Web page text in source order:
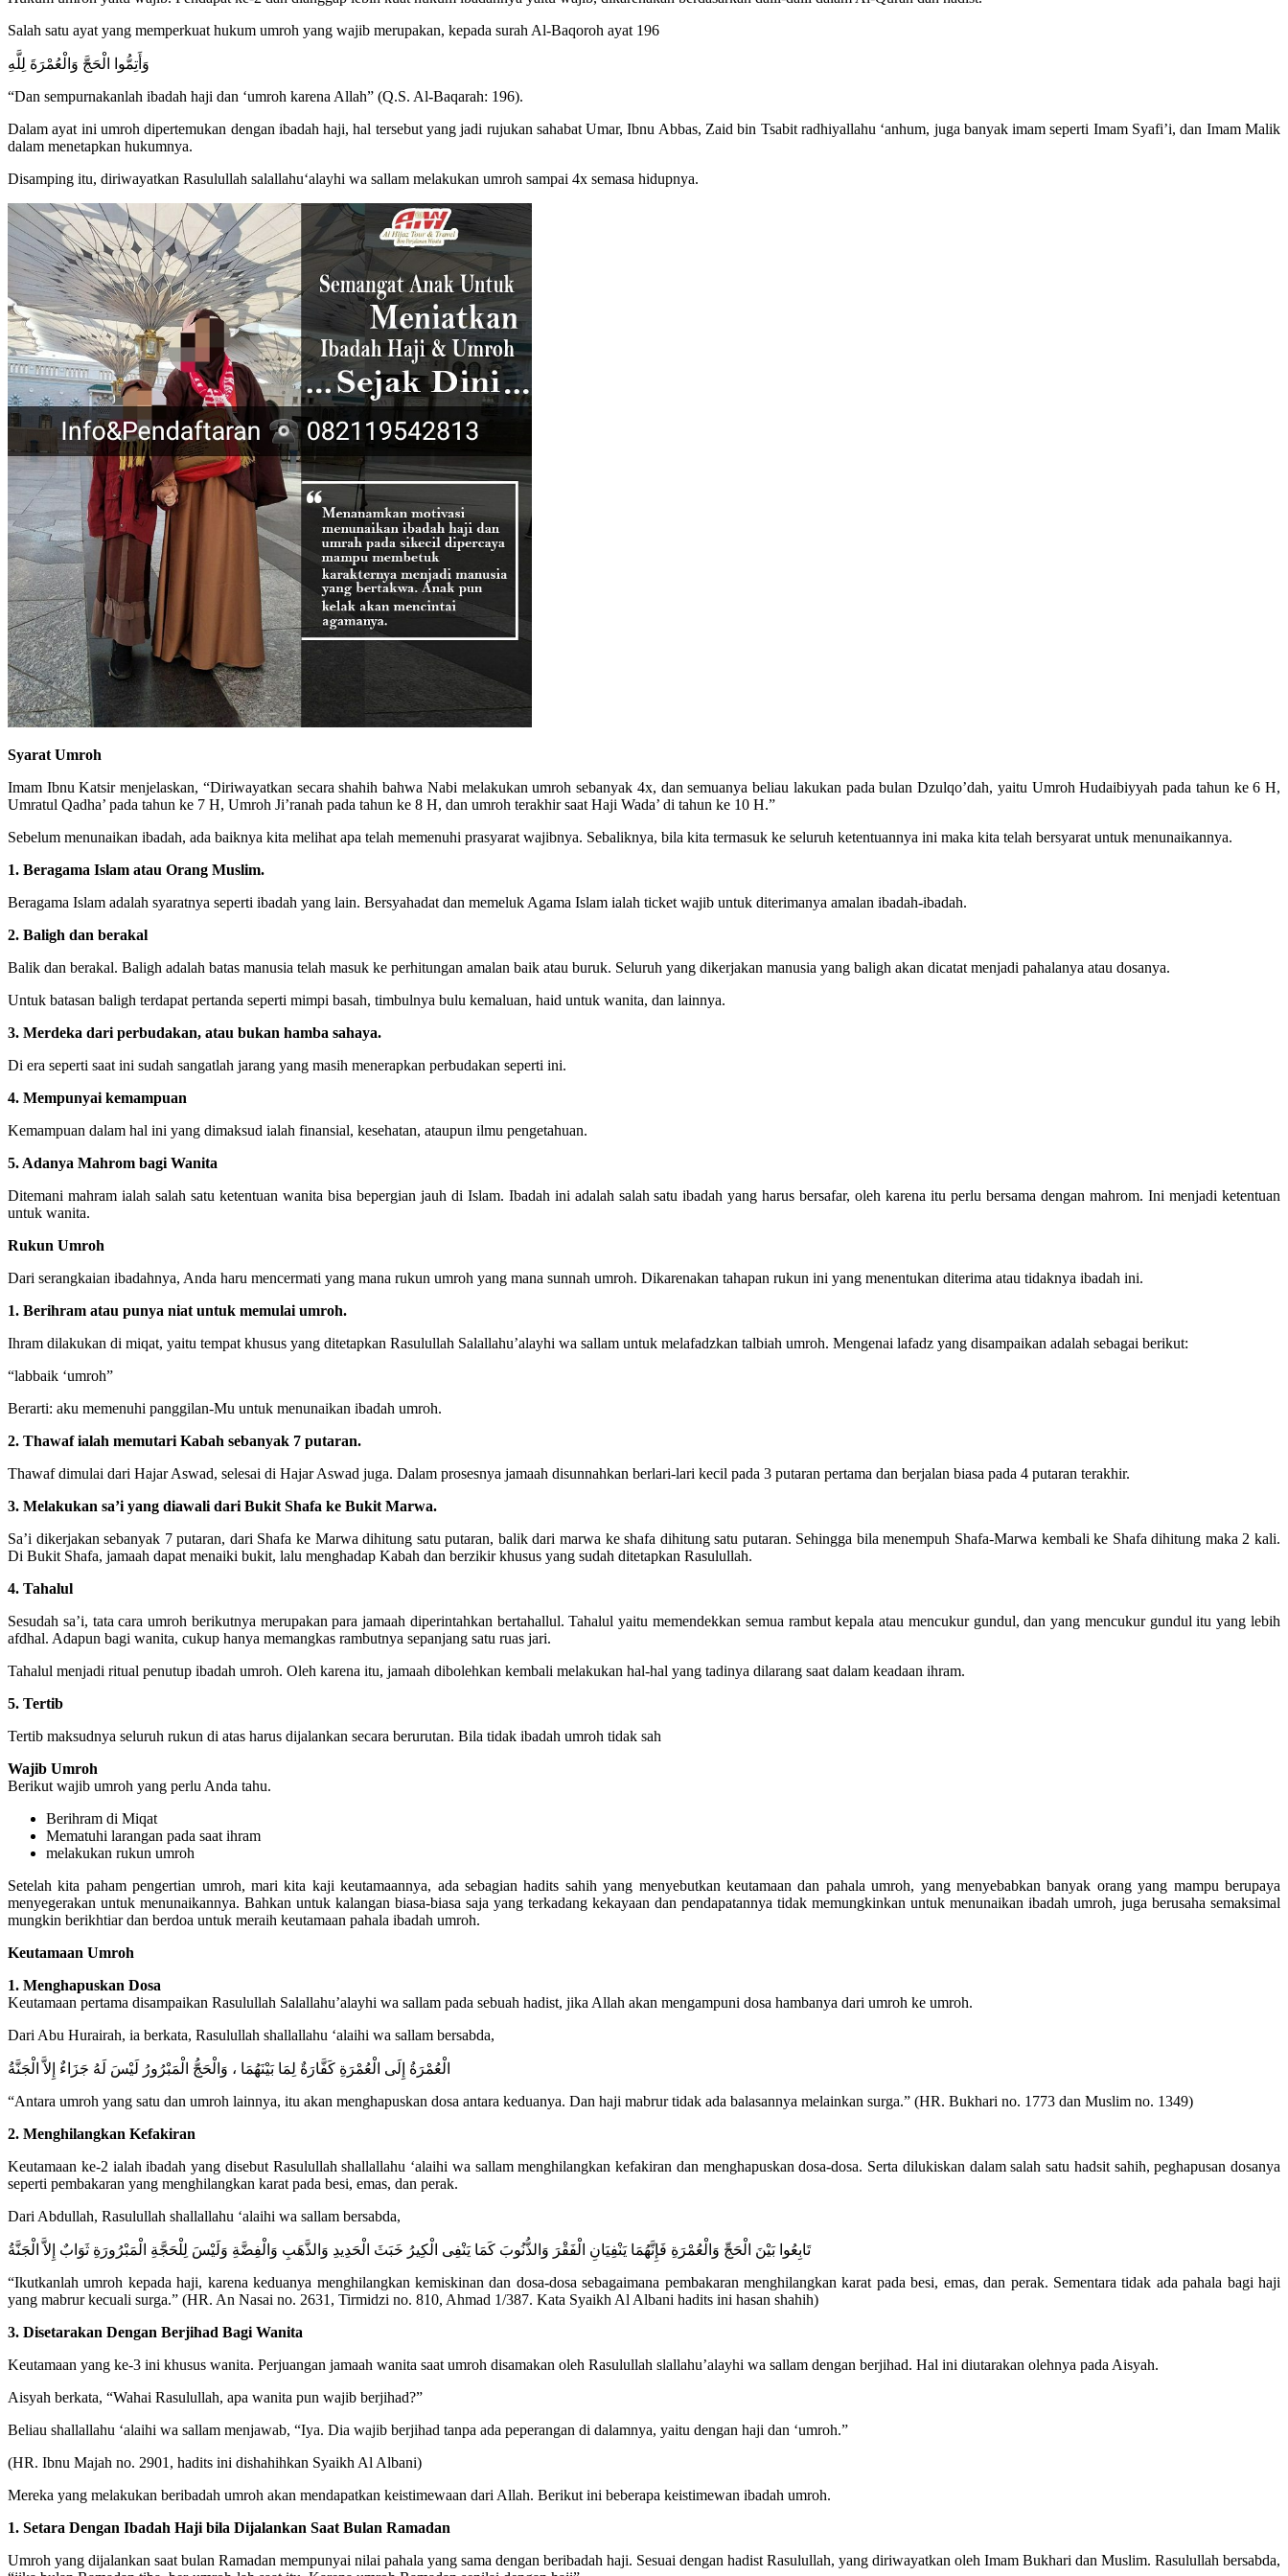
Salah satu ayat yang memperkuat hukum umroh yang wajib merupakan, kepada surah Al-Baqoroh ayat 196
وَأَتِمُّوا الْحَجَّ وَالْعُمْرَةَ لِلَّهِ
“Dan sempurnakanlah ibadah haji dan ‘umroh karena Allah” (Q.S. Al-Baqarah: 196).
Dalam ayat ini umroh dipertemukan dengan ibadah haji, hal tersebut yang jadi rujukan sahabat Umar, Ibnu Abbas, Zaid bin Tsabit radhiyallahu ‘anhum, juga banyak imam seperti Imam Syafi’i, dan Imam Malik
dalam menetapkan hukumnya.
Disamping itu, diriwayatkan Rasulullah salallahu‘alayhi wa sallam melakukan umroh sampai 4x semasa hidupnya.
Syarat Umroh
Imam Ibnu Katsir menjelaskan, “Diriwayatkan secara shahih bahwa Nabi melakukan umroh sebanyak 4x, dan semuanya beliau lakukan pada bulan Dzulqo’dah, yaitu Umroh Hudaibiyyah pada tahun ke 6 H,
Umratul Qadha’ pada tahun ke 7 H, Umroh Ji’ranah pada tahun ke 8 H, dan umroh terakhir saat Haji Wada’ di tahun ke 10 H.”
Sebelum menunaikan ibadah, ada baiknya kita melihat apa telah memenuhi prasyarat wajibnya. Sebaliknya, bila kita termasuk ke seluruh ketentuannya ini maka kita telah bersyarat untuk menunaikannya.
1. Beragama Islam atau Orang Muslim.
Beragama Islam adalah syaratnya seperti ibadah yang lain. Bersyahadat dan memeluk Agama Islam ialah ticket wajib untuk diterimanya amalan ibadah-ibadah.
2. Baligh dan berakal
Balik dan berakal. Baligh adalah batas manusia telah masuk ke perhitungan amalan baik atau buruk. Seluruh yang dikerjakan manusia yang baligh akan dicatat menjadi pahalanya atau dosanya.
Untuk batasan baligh terdapat pertanda seperti mimpi basah, timbulnya bulu kemaluan, haid untuk wanita, dan lainnya.
3. Merdeka dari perbudakan, atau bukan hamba sahaya.
Di era seperti saat ini sudah sangatlah jarang yang masih menerapkan perbudakan seperti ini.
4. Mempunyai kemampuan
Kemampuan dalam hal ini yang dimaksud ialah finansial, kesehatan, ataupun ilmu pengetahuan.
5. Adanya Mahrom bagi Wanita
Ditemani mahram ialah salah satu ketentuan wanita bisa bepergian jauh di Islam. Ibadah ini adalah salah satu ibadah yang harus bersafar, oleh karena itu perlu bersama dengan mahrom. Ini menjadi ketentuan
untuk wanita.
Rukun Umroh
Dari serangkaian ibadahnya, Anda haru mencermati yang mana rukun umroh yang mana sunnah umroh. Dikarenakan tahapan rukun ini yang menentukan diterima atau tidaknya ibadah ini.
1. Berihram atau punya niat untuk memulai umroh.
Ihram dilakukan di miqat, yaitu tempat khusus yang ditetapkan Rasulullah Salallahu’alayhi wa sallam untuk melafadzkan talbiah umroh. Mengenai lafadz yang disampaikan adalah sebagai berikut:
“labbaik ‘umroh”
Berarti: aku memenuhi panggilan-Mu untuk menunaikan ibadah umroh.
2. Thawaf ialah memutari Kabah sebanyak 7 putaran.
Thawaf dimulai dari Hajar Aswad, selesai di Hajar Aswad juga. Dalam prosesnya jamaah disunnahkan berlari-lari kecil pada 3 putaran pertama dan berjalan biasa pada 4 putaran terakhir.
3. Melakukan sa’i yang diawali dari Bukit Shafa ke Bukit Marwa.
Sa’i dikerjakan sebanyak 7 putaran, dari Shafa ke Marwa dihitung satu putaran, balik dari marwa ke shafa dihitung satu putaran. Sehingga bila menempuh Shafa-Marwa kembali ke Shafa dihitung maka 2 kali.
Di Bukit Shafa, jamaah dapat menaiki bukit, lalu menghadap Kabah dan berzikir khusus yang sudah ditetapkan Rasulullah.
4. Tahalul
Sesudah sa’i, tata cara umroh berikutnya merupakan para jamaah diperintahkan bertahallul. Tahalul yaitu memendekkan semua rambut kepala atau mencukur gundul, dan yang mencukur gundul itu yang lebih
afdhal. Adapun bagi wanita, cukup hanya memangkas rambutnya sepanjang satu ruas jari.
Tahalul menjadi ritual penutup ibadah umroh. Oleh karena itu, jamaah dibolehkan kembali melakukan hal-hal yang tadinya dilarang saat dalam keadaan ihram.
5. Tertib
Tertib maksudnya seluruh rukun di atas harus dijalankan secara berurutan. Bila tidak ibadah umroh tidak sah
Wajib Umroh
Berikut wajib umroh yang perlu Anda tahu.
Berihram di Miqat
Mematuhi larangan pada saat ihram
melakukan rukun umroh
Setelah kita paham pengertian umroh, mari kita kaji keutamaannya, ada sebagian hadits sahih yang menyebutkan keutamaan dan pahala umroh, yang menyebabkan banyak orang yang mampu berupaya
menyegerakan untuk menunaikannya. Bahkan untuk kalangan biasa-biasa saja yang terkadang kekayaan dan pendapatannya tidak memungkinkan untuk menunaikan ibadah umroh, juga berusaha semaksimal
mungkin berikhtiar dan berdoa untuk meraih keutamaan pahala ibadah umroh.
Keutamaan Umroh
1. Menghapuskan Dosa
Keutamaan pertama disampaikan Rasulullah Salallahu’alayhi wa sallam pada sebuah hadist, jika Allah akan mengampuni dosa hambanya dari umroh ke umroh.
Dari Abu Hurairah, ia berkata, Rasulullah shallallahu ‘alaihi wa sallam bersabda,
الْعُمْرَةُ إِلَى الْعُمْرَةِ كَفَّارَةٌ لِمَا بَيْنَهُمَا ، وَالْحَجُّ الْمَبْرُورُ لَيْسَ لَهُ جَزَاءٌ إِلاَّ الْجَنَّةُ
“Antara umroh yang satu dan umroh lainnya, itu akan menghapuskan dosa antara keduanya. Dan haji mabrur tidak ada balasannya melainkan surga.” (HR. Bukhari no. 1773 dan Muslim no. 1349)
2. Menghilangkan Kefakiran
Keutamaan ke-2 ialah ibadah yang disebut Rasulullah shallallahu ‘alaihi wa sallam menghilangkan kefakiran dan menghapuskan dosa-dosa. Serta dilukiskan dalam salah satu hadsit sahih, peghapusan dosanya
seperti pembakaran yang menghilangkan karat pada besi, emas, dan perak.
Dari Abdullah, Rasulullah shallallahu ‘alaihi wa sallam bersabda,
تَابِعُوا بَيْنَ الْحَجِّ وَالْعُمْرَةِ فَإِنَّهُمَا يَنْفِيَانِ الْفَقْرَ وَالذُّنُوبَ كَمَا يَنْفِى الْكِيرُ خَبَثَ الْحَدِيدِ وَالذَّهَبِ وَالْفِضَّةِ وَلَيْسَ لِلْحَجَّةِ الْمَبْرُورَةِ ثَوَابٌ إِلاَّ الْجَنَّةُ
“Ikutkanlah umroh kepada haji, karena keduanya menghilangkan kemiskinan dan dosa-dosa sebagaimana pembakaran menghilangkan karat pada besi, emas, dan perak. Sementara tidak ada pahala bagi haji
yang mabrur kecuali surga.” (HR. An Nasai no. 2631, Tirmidzi no. 810, Ahmad 1/387. Kata Syaikh Al Albani hadits ini hasan shahih)
3. Disetarakan Dengan Berjihad Bagi Wanita
Keutamaan yang ke-3 ini khusus wanita. Perjuangan jamaah wanita saat umroh disamakan oleh Rasulullah slallahu’alayhi wa sallam dengan berjihad. Hal ini diutarakan olehnya pada Aisyah.
Aisyah berkata, “Wahai Rasulullah, apa wanita pun wajib berjihad?”
Beliau shallallahu ‘alaihi wa sallam menjawab, “Iya. Dia wajib berjihad tanpa ada peperangan di dalamnya, yaitu dengan haji dan ‘umroh.”
(HR. Ibnu Majah no. 2901, hadits ini dishahihkan Syaikh Al Albani)
Mereka yang melakukan beribadah umroh akan mendapatkan keistimewaan dari Allah. Berikut ini beberapa keistimewan ibadah umroh.
1. Setara Dengan Ibadah Haji bila Dijalankan Saat Bulan Ramadan
Umroh yang dijalankan saat bulan Ramadan mempunyai nilai pahala yang sama dengan beribadah haji. Sesuai dengan hadist Rasulullah, yang diriwayatkan oleh Imam Bukhari dan Muslim. Rasulullah bersabda,